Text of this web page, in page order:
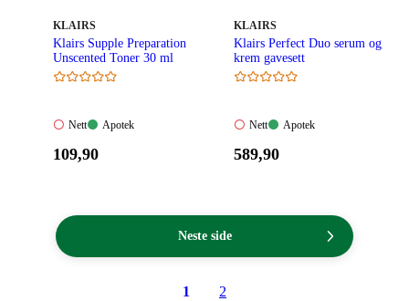
MERKE:
KLAIRS
Klairs Supple Preparation
Unscented Toner 30 ml
Nett:
tilgjengelig
Nett
Apotek:
Apotek
Pris:
109,90
MERKE:
KLAIRS
Klairs Perfect Duo serum og
krem gavesett
Nett:
tilgjengelig
Nett
Apotek:
Apotek
Pris:
589,90
Neste side
1 2